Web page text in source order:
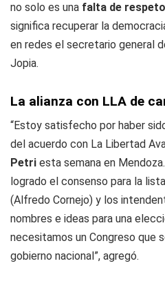
no solo es una falta de respeto
significa recuperar la
en redes el secretario general
Jopia.
La alianza con LLA de
“Estoy satisfecho por haber
del acuerdo con La Libertad
Petri esta semana en
logrado el consenso para la
(Alfredo Cornejo) y los
nombres e ideas para una
necesitamos un Congreso que
gobierno nacional”, agregó.